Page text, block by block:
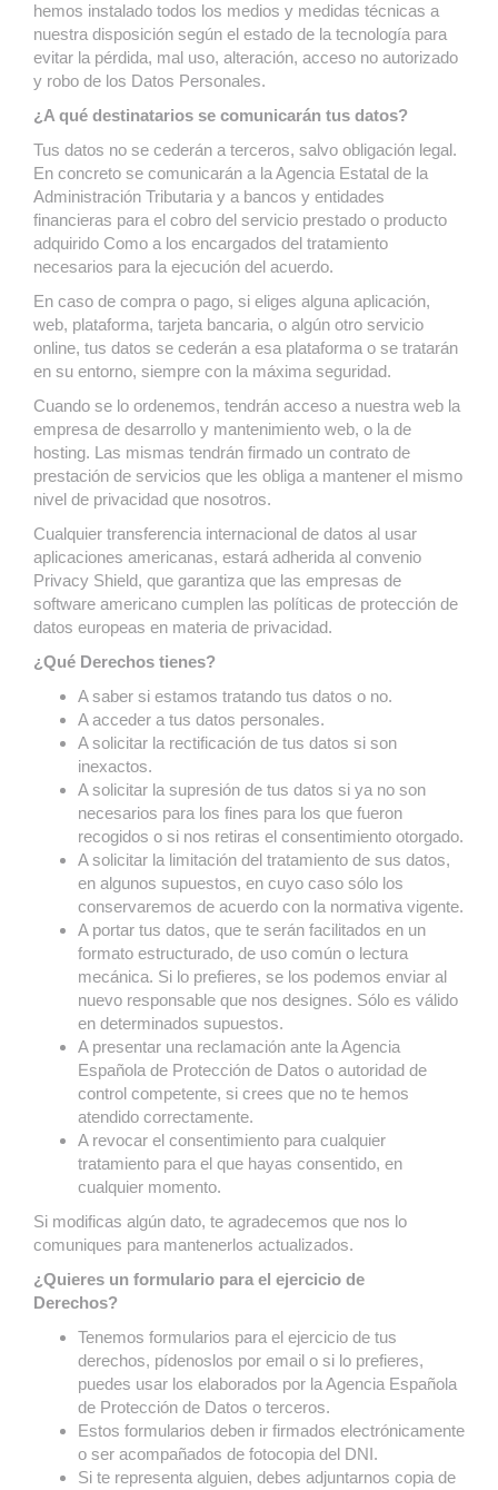
hemos instalado todos los medios y medidas técnicas a
nuestra disposición según el estado de la tecnología para
evitar la pérdida, mal uso, alteración, acceso no autorizado
y robo de los Datos Personales.
¿A qué destinatarios se comunicarán tus datos?
Tus datos no se cederán a terceros, salvo obligación legal.
En concreto se comunicarán a la Agencia Estatal de la
Administración Tributaria y a bancos y entidades
financieras para el cobro del servicio prestado o producto
adquirido Como a los encargados del tratamiento
necesarios para la ejecución del acuerdo.
En caso de compra o pago, si eliges alguna aplicación,
web, plataforma, tarjeta bancaria, o algún otro servicio
online, tus datos se cederán a esa plataforma o se tratarán
en su entorno, siempre con la máxima seguridad.
Cuando se lo ordenemos, tendrán acceso a nuestra web la
empresa de desarrollo y mantenimiento web, o la de
hosting. Las mismas tendrán firmado un contrato de
prestación de servicios que les obliga a mantener el mismo
nivel de privacidad que nosotros.
Cualquier transferencia internacional de datos al usar
aplicaciones americanas, estará adherida al convenio
Privacy Shield, que garantiza que las empresas de
software americano cumplen las políticas de protección de
datos europeas en materia de privacidad.
¿Qué Derechos tienes?
A saber si estamos tratando tus datos o no.
A acceder a tus datos personales.
A solicitar la rectificación de tus datos si son
inexactos.
A solicitar la supresión de tus datos si ya no son
necesarios para los fines para los que fueron
recogidos o si nos retiras el consentimiento otorgado.
A solicitar la limitación del tratamiento de sus datos,
en algunos supuestos, en cuyo caso sólo los
conservaremos de acuerdo con la normativa vigente.
A portar tus datos, que te serán facilitados en un
formato estructurado, de uso común o lectura
mecánica. Si lo prefieres, se los podemos enviar al
nuevo responsable que nos designes. Sólo es válido
en determinados supuestos.
A presentar una reclamación ante la Agencia
Española de Protección de Datos o autoridad de
control competente, si crees que no te hemos
atendido correctamente.
A revocar el consentimiento para cualquier
tratamiento para el que hayas consentido, en
cualquier momento.
Si modificas algún dato, te agradecemos que nos lo
comuniques para mantenerlos actualizados.
¿Quieres un formulario para el ejercicio de
Derechos?
Tenemos formularios para el ejercicio de tus
derechos, pídenoslos por email o si lo prefieres,
puedes usar los elaborados por la Agencia Española
de Protección de Datos o terceros.
Estos formularios deben ir firmados electrónicamente
o ser acompañados de fotocopia del DNI.
Si te representa alguien, debes adjuntarnos copia de